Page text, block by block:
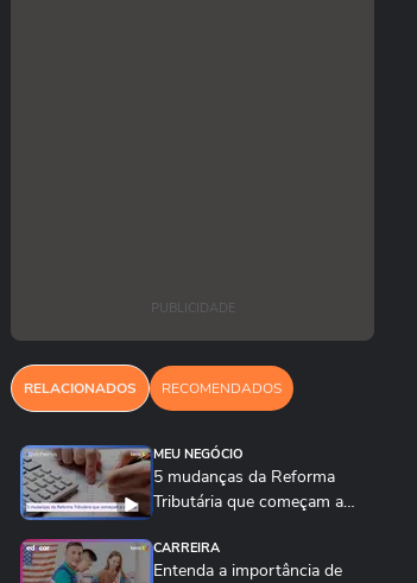
PUBLICIDADE
RELACIONADOS RECOMENDADOS
MEU NEGÓCIO
5 mudanças da Reforma
Tributária que começam a
CARREIRA
Entenda a importância de